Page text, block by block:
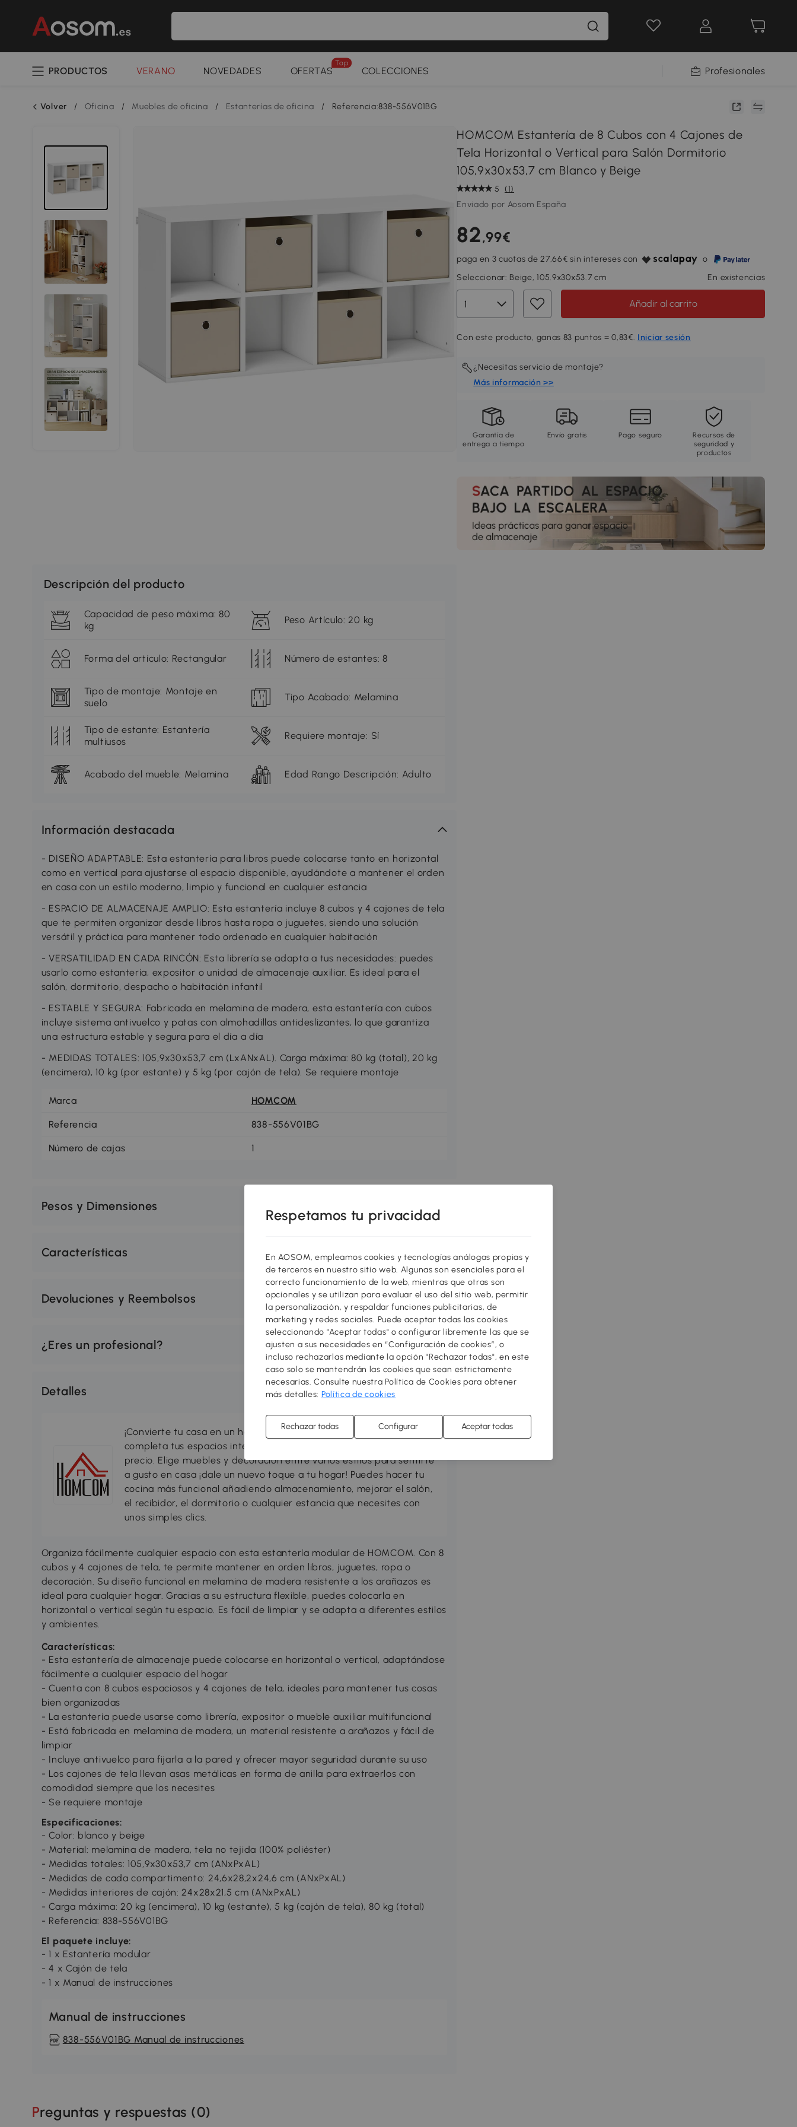
PRODUCTOS VERANO NOVEDADES OFERTAS
Top
COLECCIONES Profesionales
Volver / Oficina / Muebles de oficina / Estanterías de oficina / Referencia:838-556V01BG
HOMCOM Estantería de 8 Cubos con 4 Cajones de
Tela Horizontal o Vertical para Salón Dormitorio
105,9x30x53,7 cm Blanco y Beige
5
(1)
Enviado por Aosom España
82,99€
paga en 3 cuotas de 27,66€ sin intereses con
o
Seleccionar: Beige, 105.9x30x53.7 cm En existencias
Añadir al carrito
Con este producto, ganas 83 puntos = 0,83€. Iniciar sesión
¿Necesitas servicio de montaje?
Más información >>
Garantía de
entrega a tiempo
Envío gratis Pago seguro
Recursos de
seguridad y
productos
Descripción del producto
Capacidad de peso máxima: 80
kg
Peso Artículo: 20 kg
Forma del artículo: Rectangular Número de estantes: 8
Tipo de montaje: Montaje en
suelo
Tipo Acabado: Melamina
Tipo de estante: Estantería
multiusos
Requiere montaje: Sí
Acabado del mueble: Melamina Edad Rango Descripción: Adulto
Información destacada
- DISEÑO ADAPTABLE: Esta estantería para libros puede colocarse tanto en horizontal
como en vertical para ajustarse al espacio disponible, ayudándote a mantener el orden
en casa con un estilo moderno, limpio y funcional en cualquier estancia
- ESPACIO DE ALMACENAJE AMPLIO: Esta estantería incluye 8 cubos y 4 cajones de tela
que te permiten organizar desde libros hasta ropa o juguetes, siendo una solución
versátil y práctica para mantener todo ordenado en cualquier habitación
- VERSATILIDAD EN CADA RINCÓN: Esta librería se adapta a tus necesidades: puedes
usarlo como estantería, expositor o unidad de almacenaje auxiliar. Es ideal para el
salón, dormitorio, despacho o habitación infantil
- ESTABLE Y SEGURA: Fabricada en melamina de madera, esta estantería con cubos
incluye sistema antivuelco y patas con almohadillas antideslizantes, lo que garantiza
una estructura estable y segura para el día a día
- MEDIDAS TOTALES: 105,9x30x53,7 cm (LxANxAL). Carga máxima: 80 kg (total), 20 kg
(encimera), 10 kg (por estante) y 5 kg (por cajón de tela). Se requiere montaje
Marca HOMCOM
Referencia 838-556V01BG
Número de cajas 1
Pesos y Dimensiones
Características
Devoluciones y Reembolsos
¿Eres un profesional?
Detalles
¡Convierte tu casa en un hogar acogedor y funcional! Redecora o
completa tus espacios interiores con muebles de diseño al mejor
precio. Elige muebles y decoración entre varios estilos para sentirte
a gusto en casa ¡dale un nuevo toque a tu hogar! Puedes hacer tu
cocina más funcional añadiendo almacenamiento, mejorar el salón,
el recibidor, el dormitorio o cualquier estancia que necesites con
unos simples clics.
Organiza fácilmente cualquier espacio con esta estantería modular de HOMCOM. Con 8
cubos y 4 cajones de tela, te permite mantener en orden libros, juguetes, ropa o
decoración. Su diseño funcional en melamina de madera resistente a los arañazos es
ideal para cualquier hogar. Gracias a su estructura flexible, puedes colocarla en
horizontal o vertical según tu espacio. Es fácil de limpiar y se adapta a diferentes estilos
y ambientes.
Características:
- Esta estantería de almacenaje puede colocarse en horizontal o vertical, adaptándose
fácilmente a cualquier espacio del hogar
- Cuenta con 8 cubos espaciosos y 4 cajones de tela, ideales para mantener tus cosas
bien organizadas
- La estantería puede usarse como librería, expositor o mueble auxiliar multifuncional
- Está fabricada en melamina de madera, un material resistente a arañazos y fácil de
limpiar
- Incluye antivuelco para fijarla a la pared y ofrecer mayor seguridad durante su uso
- Los cajones de tela llevan asas metálicas en forma de anilla para extraerlos con
comodidad siempre que los necesites
- Se requiere montaje
Especificaciones:
- Color: blanco y beige
- Material: melamina de madera, tela no tejida (100% poliéster)
- Medidas totales: 105,9x30x53,7 cm (ANxPxAL)
- Medidas de cada compartimento: 24,6x28,2x24,6 cm (ANxPxAL)
- Medidas interiores de cajón: 24x28x21,5 cm (ANxPxAL)
- Carga máxima: 20 kg (encimera), 10 kg (estante), 5 kg (cajón de tela), 80 kg (total)
- Referencia: 838-556V01BG
El paquete incluye:
- 1 x Estantería modular
- 4 x Cajón de tela
- 1 x Manual de instrucciones
Manual de instrucciones
838-556V01BG Manual de instrucciones
Preguntas y respuestas (0)
Respetamos tu privacidad
En AOSOM, empleamos cookies y tecnologías análogas propias y
de terceros en nuestro sitio web. Algunas son esenciales para el
correcto funcionamiento de la web, mientras que otras son
opcionales y se utilizan para evaluar el uso del sitio web, permitir
la personalización, y respaldar funciones publicitarias, de
marketing y redes sociales. Puede aceptar todas las cookies
seleccionando "Aceptar todas" o configurar libremente las que se
ajusten a sus necesidades en “Configuración de cookies”, o
incluso rechazarlas mediante la opción "Rechazar todas", en este
caso solo se mantendrán las cookies que sean estrictamente
necesarias. Consulte nuestra Política de Cookies para obtener
más detalles: Política de cookies
Rechazar todas Configurar Aceptar todas